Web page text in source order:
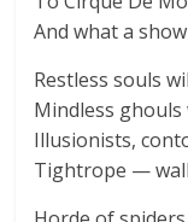
And what a
Restless souls
Mindless
Illusionists,
Tightrope —